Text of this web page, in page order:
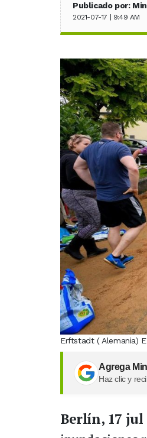
Publicado por:
2021-07-17 | 9:49 AM
Erftstadt ( Alemania)
Agrega
Haz clic y
Berlín, 17 jul